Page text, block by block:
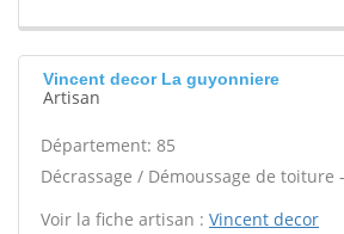
Vincent decor La guyonniere
Artisan
Département: 85
Décrassage / Démoussage de toiture -
Voir la fiche artisan : Vincent decor